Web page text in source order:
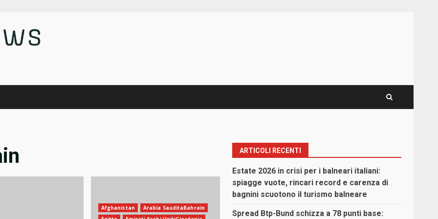
Afghanistan
Arabia SauditaBahrain
ARTICOLI RECENTI
Estate 2026 in crisi per i balneari italiani:
spiagge vuote, rincari record e carenza di
bagnini scuotono il turismo balneare
Spread Btp-Bund schizza a 78 punti base: